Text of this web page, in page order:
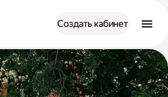
Создать кабинет